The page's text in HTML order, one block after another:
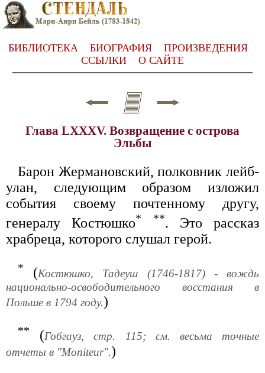
БИБЛИОТЕКА БИОГРАФИЯ
ПРОИЗВЕДЕНИЯ
ССЫЛКИ
О САЙТЕ
Глава LXXXV. Возвращение с острова
Эльбы
Барон Жермановский, полковник лейб-
улан, следующим образом изложил
события своему почтенному другу,
генералу Костюшко* **. Это рассказ
храбреца, которого слушал герой.
* (Костюшко, Тадеуш (1746-1817) - вождь
национально-освободительного восстания в
Польше в 1794 году.)
** (Гобгауз, стр. 115; см. весьма точные
отчеты в "Моniteur".)